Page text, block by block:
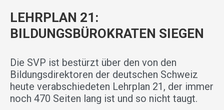
LEHRPLAN 21:
BILDUNGSBÜROKRATEN SIEGEN
Die SVP ist bestürzt über den von den
Bildungsdirektoren der deutschen Schweiz
heute verabschiedeten Lehrplan 21, der immer
noch 470 Seiten lang ist und so nicht taugt.